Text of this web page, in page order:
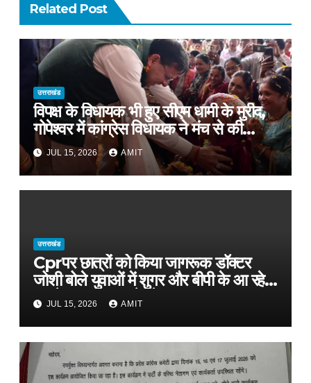
Related Post
उत्तराखंड
विपक्ष के विधायक भी हुए सीएम धामी के मुरीद,
गोपेश्वर में कांग्रेस विधायक ने मंच से की
खुलकर तारीफ*
JUL 15, 2026 AMIT
उत्तराखंड
Cprपर छात्रों को किया जागरूक डॉक्टर
जोशी बोले युवाओं में शुगर और बीपी के आ रहे
मामले, फास्ट फूड से रहे दूर
JUL 15, 2026 AMIT